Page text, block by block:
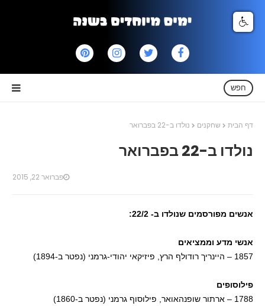
חפש
דף הבית שחקנים נולדו ב-22 בפברואר
נולדו ב-22 בפברואר
פברואר 22, 2015
אנשים מפורסמים שנולדו ב- 22/2:
אנשי מדע וממציאים
1857 – היינריך רודולף הרץ, פיזיקאי יהודי-גרמני (נפטר ב-1894)
פילוסופים
1788 – ארתור שופנהאואר, פילוסוף גרמני (נפטר ב-1860)